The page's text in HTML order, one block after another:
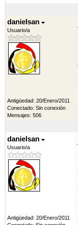
danielsan
Usuario/a
Antigüedad: 20/Enero/2011
Conectado: Sin conexión
Mensajes: 506
danielsan
Usuario/a
Antigüedad: 20/Enero/2011